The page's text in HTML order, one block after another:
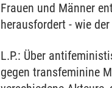
Frauen und Männer
herausfordert - wie
L.P.: Über
gegen transfeminine